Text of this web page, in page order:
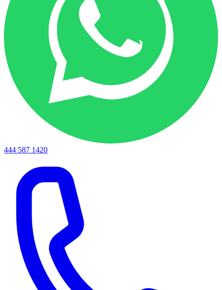
444 587 1420